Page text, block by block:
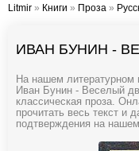
Litmir » Книги » Проза »
ИВАН БУНИН -
На нашем литературном
Иван Бунин - Веселый
классическая проза.
прочитать весь текст и
подтверждения на